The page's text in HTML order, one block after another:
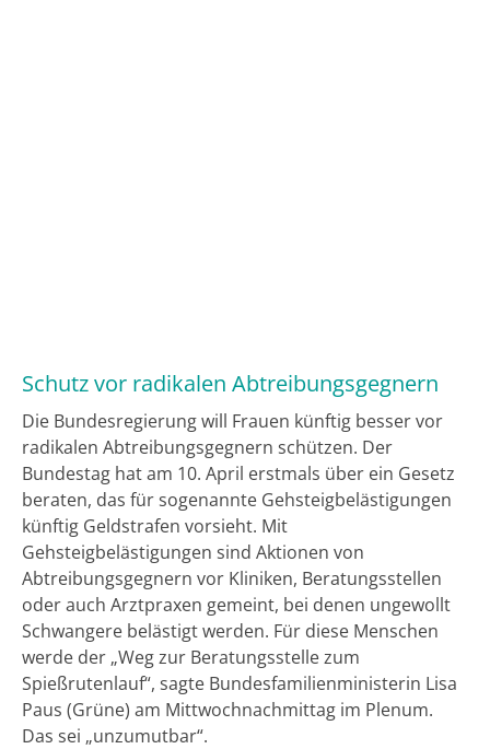
Schutz vor radikalen Abtreibungsgegnern
Die Bundesregierung will Frauen künftig besser vor
radikalen Abtreibungsgegnern schützen. Der
Bundestag hat am 10. April erstmals über ein Gesetz
beraten, das für sogenannte Gehsteigbelästigungen
künftig Geldstrafen vorsieht. Mit
Gehsteigbelästigungen sind Aktionen von
Abtreibungsgegnern vor Kliniken, Beratungsstellen
oder auch Arztpraxen gemeint, bei denen ungewollt
Schwangere belästigt werden. Für diese Menschen
werde der „Weg zur Beratungsstelle zum
Spießrutenlauf“, sagte Bundesfamilienministerin Lisa
Paus (Grüne) am Mittwochnachmittag im Plenum.
Das sei „unzumutbar“.